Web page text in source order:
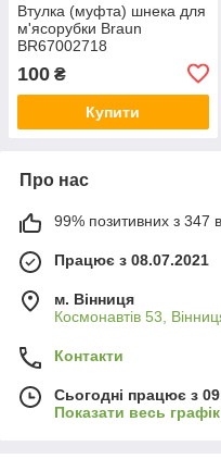
Втулка (муфта) шнека для
м'ясорубки Braun
BR67002718
100 ₴
Купити
Про нас
99% позитивних з 347
Працює з 08.07.2021
м. Вінниця
Космонавтів 53,
Контакти
Сьогодні працює з
Показати весь